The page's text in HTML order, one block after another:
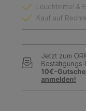
Leuchtmittel &
Kauf auf
Jetzt zum
10€-
anmelden!